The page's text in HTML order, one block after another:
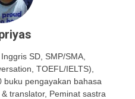
SD, SMP/SMA,
TOEFL/IELTS),
buku pengayakan bahasa
translator, Peminat sastra